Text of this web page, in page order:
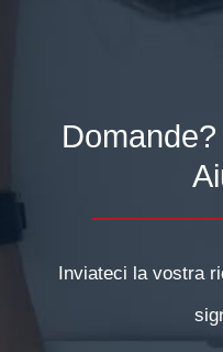
Inviateci la vostra